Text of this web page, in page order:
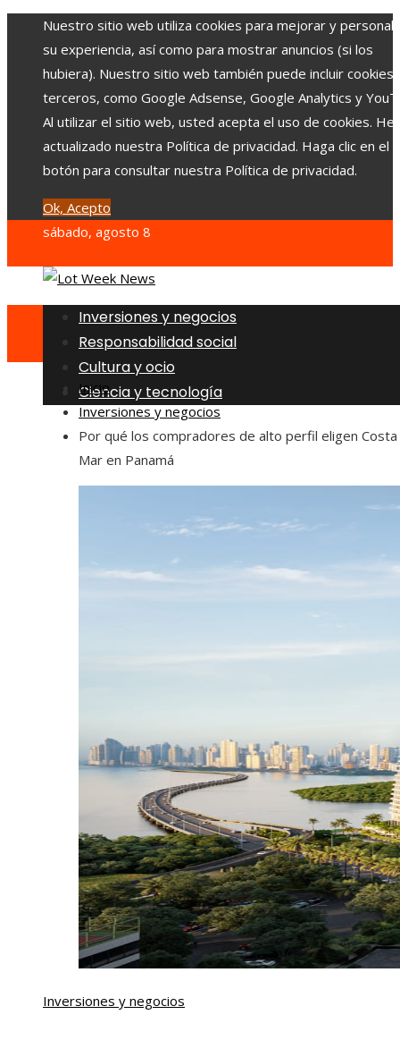
Nuestro sitio web utiliza cookies para mejorar y
su experiencia, así como para mostrar anuncios (si los
hubiera). Nuestro sitio web también puede incluir cookies
terceros, como Google Adsense, Google Analytics y
Al utilizar el sitio web, usted acepta el uso de cookies.
actualizado nuestra Política de privacidad. Haga clic en el
botón para consultar nuestra Política de privacidad.
Ok, Acepto
sábado, agosto 8
Inversiones y negocios
Responsabilidad social
Cultura y ocio
Ciencia y tecnología
Inicio
Inversiones y negocios
Por qué los compradores de alto perfil eligen
Mar en Panamá
Inversiones y negocios